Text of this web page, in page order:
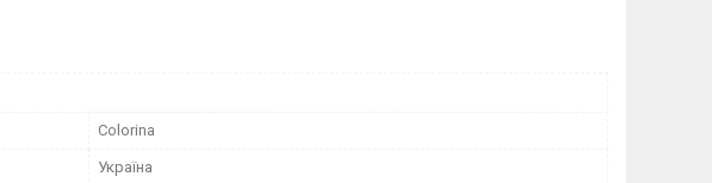
Colorina
Україна